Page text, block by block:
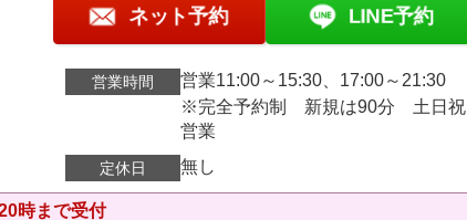
ネット予約 LINE予約
営業時間
営業11:00～15:30、17:00～21:30
※完全予約制 新規は90分 土日祝
営業
定休日 無し
時まで受付